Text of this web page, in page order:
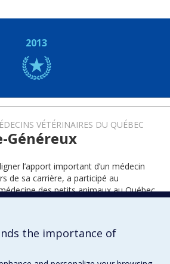
2013
VÉTÉRINAIRES DU QUÉBEC
Généreux
l’apport important d’un médecin
de sa carrière, a participé au
des petits animaux au Québec.
2019
the importance of